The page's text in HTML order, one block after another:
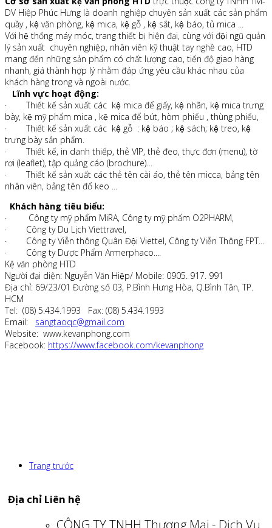
DV Hiệp Phúc Hưng là doanh nghiệp chuyên sản xuất các sản phẩm
quầy , kệ văn phòng, kệ mica, kệ gỗ , kệ sắt, kệ báo, tủ mica ...
Với hệ thống máy móc, trang thiết bị hiện đại, cùng với đội ngũ quản
lý sản xuất chuyên nghiệp, nhân viên kỹ thuật tay nghề cao, HTD
mang đến những sản phẩm có chất lượng cao, tiến độ giao hàng
nhanh, giá thành hợp lý nhằm đáp ứng yêu cầu khác nhau của
khách hàng trong và ngoài nước.
Lĩnh vực hoạt động:
· Thiết kế sản xuất các kệ mica để giấy, kệ nhãn, kệ mica trưng
bày, kệ mỹ phẩm mica , kệ mica để bút, hòm phiếu , thùng phiếu,
· Thiết kế sản xuất các kệ gỗ : kệ báo ; kệ sách; kệ treo, kệ
trưng bày sản phẩm.
· Thiết kế, in danh thiếp, thẻ VIP, thẻ đeo, thực đơn (menu), tờ
rơi (leaflet), tập quảng cáo (brochure)…
· Thiết kế sản xuất các thẻ tên cài áo, thẻ tên micca, bảng tên
nhân viên, bảng tên đổ keo ...
Khách hàng tiêu biểu:
· Công ty mỹ phẩm MiRA, Công ty mỹ phẩm O2PHARM,
· Công ty Du Lịch Viettravel,
· Công ty Viễn thông Quân Đội Viettel, Công ty Viễn Thông FPT...
· Công ty Dược Phẩm Armerphaco....
Kệ văn phòng HTD
Người đại diện: Nguyễn Văn Hiệp/ Mobile: 0905. 917. 991
Địa chỉ: 69/23/01 Đường số 03, P.Bình Hưng Hòa, Q.Bình Tân, TP.
HCM
Tel: (08) 5.434.1993 Fax: (08) 5.434.1993
Email: sangtaoqc@gmail.com
Website: www.kevanphong.com
Facebook: https://www.facebook.com/kevanphong
Trang trước
Địa chỉ Liên hệ
CÔNG TY TNHH Thương Mại - Dịch Vụ